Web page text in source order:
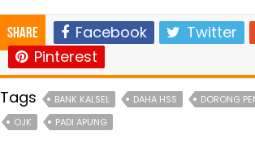
Share Facebook Twitter
Pinterest
Tags
BANK KALSEL DAHA HSS DORONG
OJK
PADI APUNG